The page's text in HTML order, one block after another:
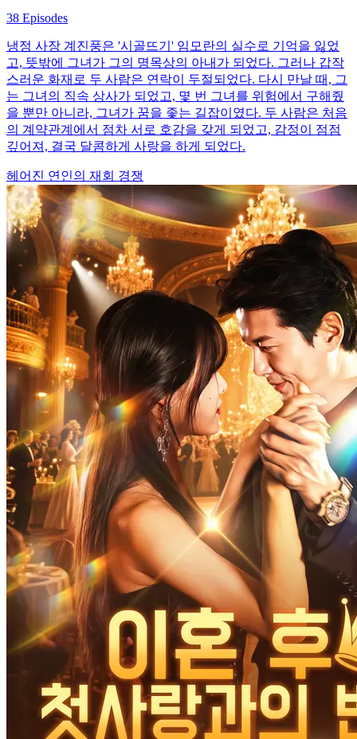
38 Episodes
냉정 사장 계진풍은 '시골뜨기' 임모란의 실수로 기억을 잃었
고, 뜻밖에 그녀가 그의 명목상의 아내가 되었다. 그러나 갑작
스러운 화재로 두 사람은 연락이 두절되었다. 다시 만날 때, 그
는 그녀의 직속 상사가 되었고, 몇 번 그녀를 위험에서 구해줬
을 뿐만 아니라, 그녀가 꿈을 좇는 길잡이였다. 두 사람은 처음
의 계약관계에서 점차 서로 호감을 갖게 되었고, 감정이 점점
깊어져, 결국 달콤하게 사랑을 하게 되었다.
헤어진 연인의 재회 경쟁